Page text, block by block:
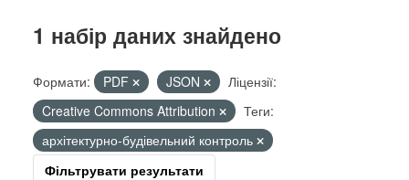
1 набір даних знайдено
Формати: PDF JSON
Ліцензії:
Creative Commons Attribution
Теги:
архітектурно-будівельний контроль
Фільтрувати результати